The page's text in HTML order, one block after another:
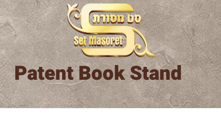
Patent Book Stand